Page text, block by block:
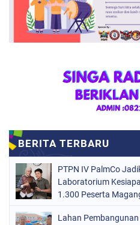
PTPN IV PalmCo
Laboratorium
1.300 Peserta
Lahan